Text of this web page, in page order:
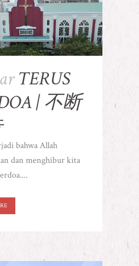
TERUS
| 不断
bahwa Allah
dan menghibur kita